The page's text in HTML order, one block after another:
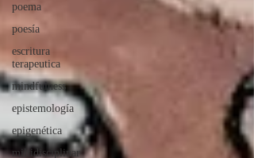
poema
poesía
escritura
terapeutica
mindfulness
epistemología
epigenética
miltidisciplinar